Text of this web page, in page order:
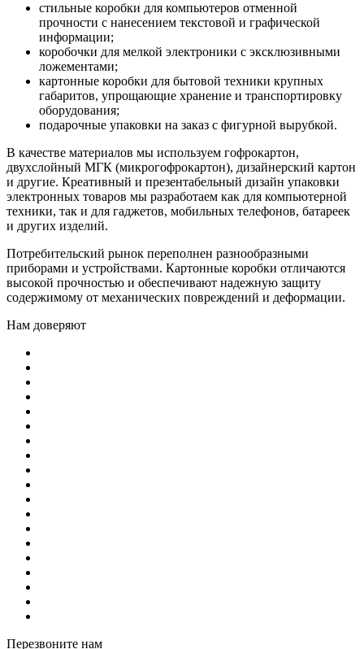
стильные коробки для компьютеров отменной
прочности с нанесением текстовой и графической
информации;
коробочки для мелкой электроники с эксклюзивными
ложементами;
картонные коробки для бытовой техники крупных
габаритов, упрощающие хранение и транспортировку
оборудования;
подарочные упаковки на заказ с фигурной вырубкой.
В качестве материалов мы используем гофрокартон,
двухслойный МГК (микрогофрокартон), дизайнерский картон
и другие. Креативный и презентабельный дизайн упаковки
электронных товаров мы разработаем как для компьютерной
техники, так и для гаджетов, мобильных телефонов, батареек
и других изделий.
Потребительский рынок переполнен разнообразными
приборами и устройствами. Картонные коробки отличаются
высокой прочностью и обеспечивают надежную защиту
содержимому от механических повреждений и деформации.
Нам доверяют
Перезвоните нам